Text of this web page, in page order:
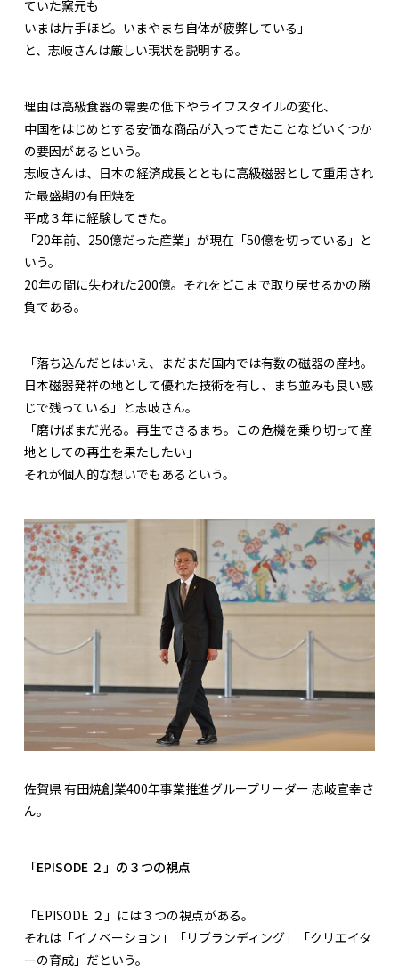
ていた窯元も
いまは片手ほど。いまやまち自体が疲弊している」
と、志岐さんは厳しい現状を説明する。
理由は高級食器の需要の低下やライフスタイルの変化、
中国をはじめとする安価な商品が入ってきたことなどいくつか
の要因があるという。
志岐さんは、日本の経済成長とともに高級磁器として重用され
た最盛期の有田焼を
平成３年に経験してきた。
「20年前、250億だった産業」が現在「50億を切っている」と
いう。
20年の間に失われた200億。それをどこまで取り戻せるかの勝
負である。
「落ち込んだとはいえ、まだまだ国内では有数の磁器の産地。
日本磁器発祥の地として優れた技術を有し、まち並みも良い感
じで残っている」と志岐さん。
「磨けばまだ光る。再生できるまち。この危機を乗り切って産
地としての再生を果たしたい」
それが個人的な想いでもあるという。
佐賀県 有田焼創業400年事業推進グループリーダー 志岐宣幸さ
ん。
「EPISODE ２」の３つの視点
「EPISODE ２」には３つの視点がある。
それは「イノベーション」「リブランディング」「クリエイタ
ーの育成」だという。